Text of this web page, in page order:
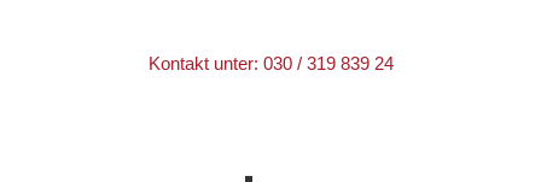
Kontakt unter: 030 / 319 839 24